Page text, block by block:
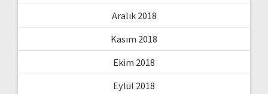
Aralık 2018
Kasım 2018
Ekim 2018
Eylül 2018